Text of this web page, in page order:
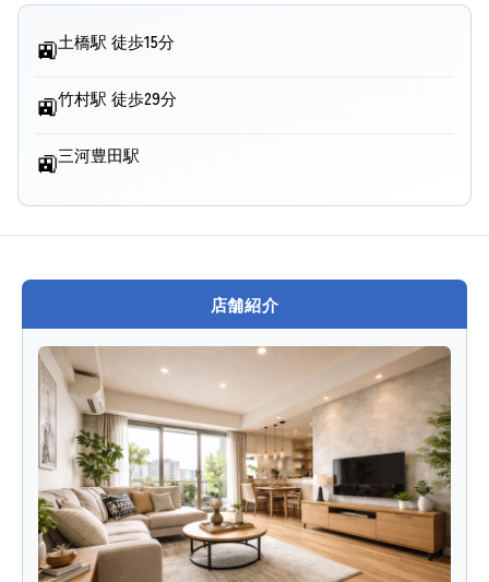
🚉土橋駅 徒歩15分
🚉竹村駅 徒歩29分
🚉三河豊田駅
店舗紹介